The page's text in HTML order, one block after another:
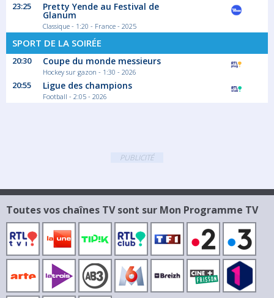
23:25 Pretty Yende au Festival de
Glanum
Classique - 1:20 - France - 2025
SPORT DE LA SOIRÉE
20:30 Coupe du monde messieurs
Hockey sur gazon - 1:30 - 2026
20:55 Ligue des champions
Football - 2:05 - 2026
PUBLICITÉ
Toutes vos chaînes TV sont sur Mon Programme TV